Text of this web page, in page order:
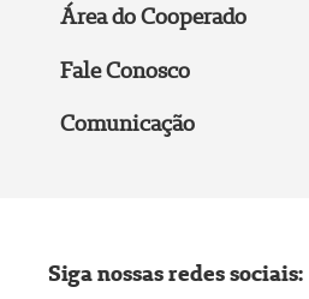
Área do Cooperado
Fale Conosco
Comunicação
Siga nossas redes sociais: